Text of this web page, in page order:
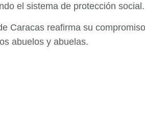
el sistema de protección social.
Caracas reafirma su
abuelos y abuelas.